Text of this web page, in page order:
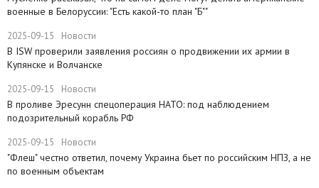
военные в Белоруссии: "Есть какой-то план "Б""
2025-09-15 Новости
В ISW проверили заявления россиян о продвижении их армии в
Купянске и Волчанске
2025-09-15 Новости
​В проливе Эресунн спецоперация НАТО: под наблюдением
подозрительный корабль РФ
2025-09-15 Новости
"Флеш" честно ответил, почему Украина бьет по российским НПЗ, а не
по военным объектам